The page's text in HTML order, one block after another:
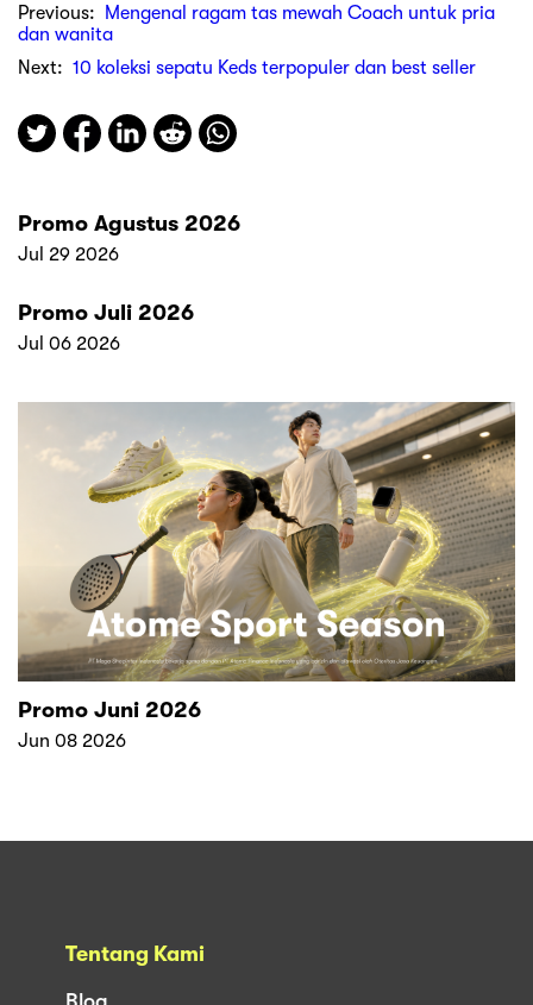
Previous:
Mengenal ragam tas mewah Coach untuk pria
dan wanita
Next: 10 koleksi sepatu Keds terpopuler dan best seller
Promo Agustus 2026
Jul 29 2026
Promo Juli 2026
Jul 06 2026
Promo Juni 2026
Jun 08 2026
Tentang Kami